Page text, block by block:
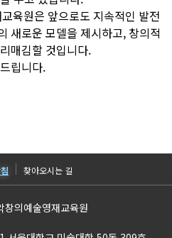
육원은 앞으로도 지속적인 발전
새로운 모델을 제시하고, 창의적
매김할 것입니다.
립니다.
찾아오시는 길
창의예술영재교육원